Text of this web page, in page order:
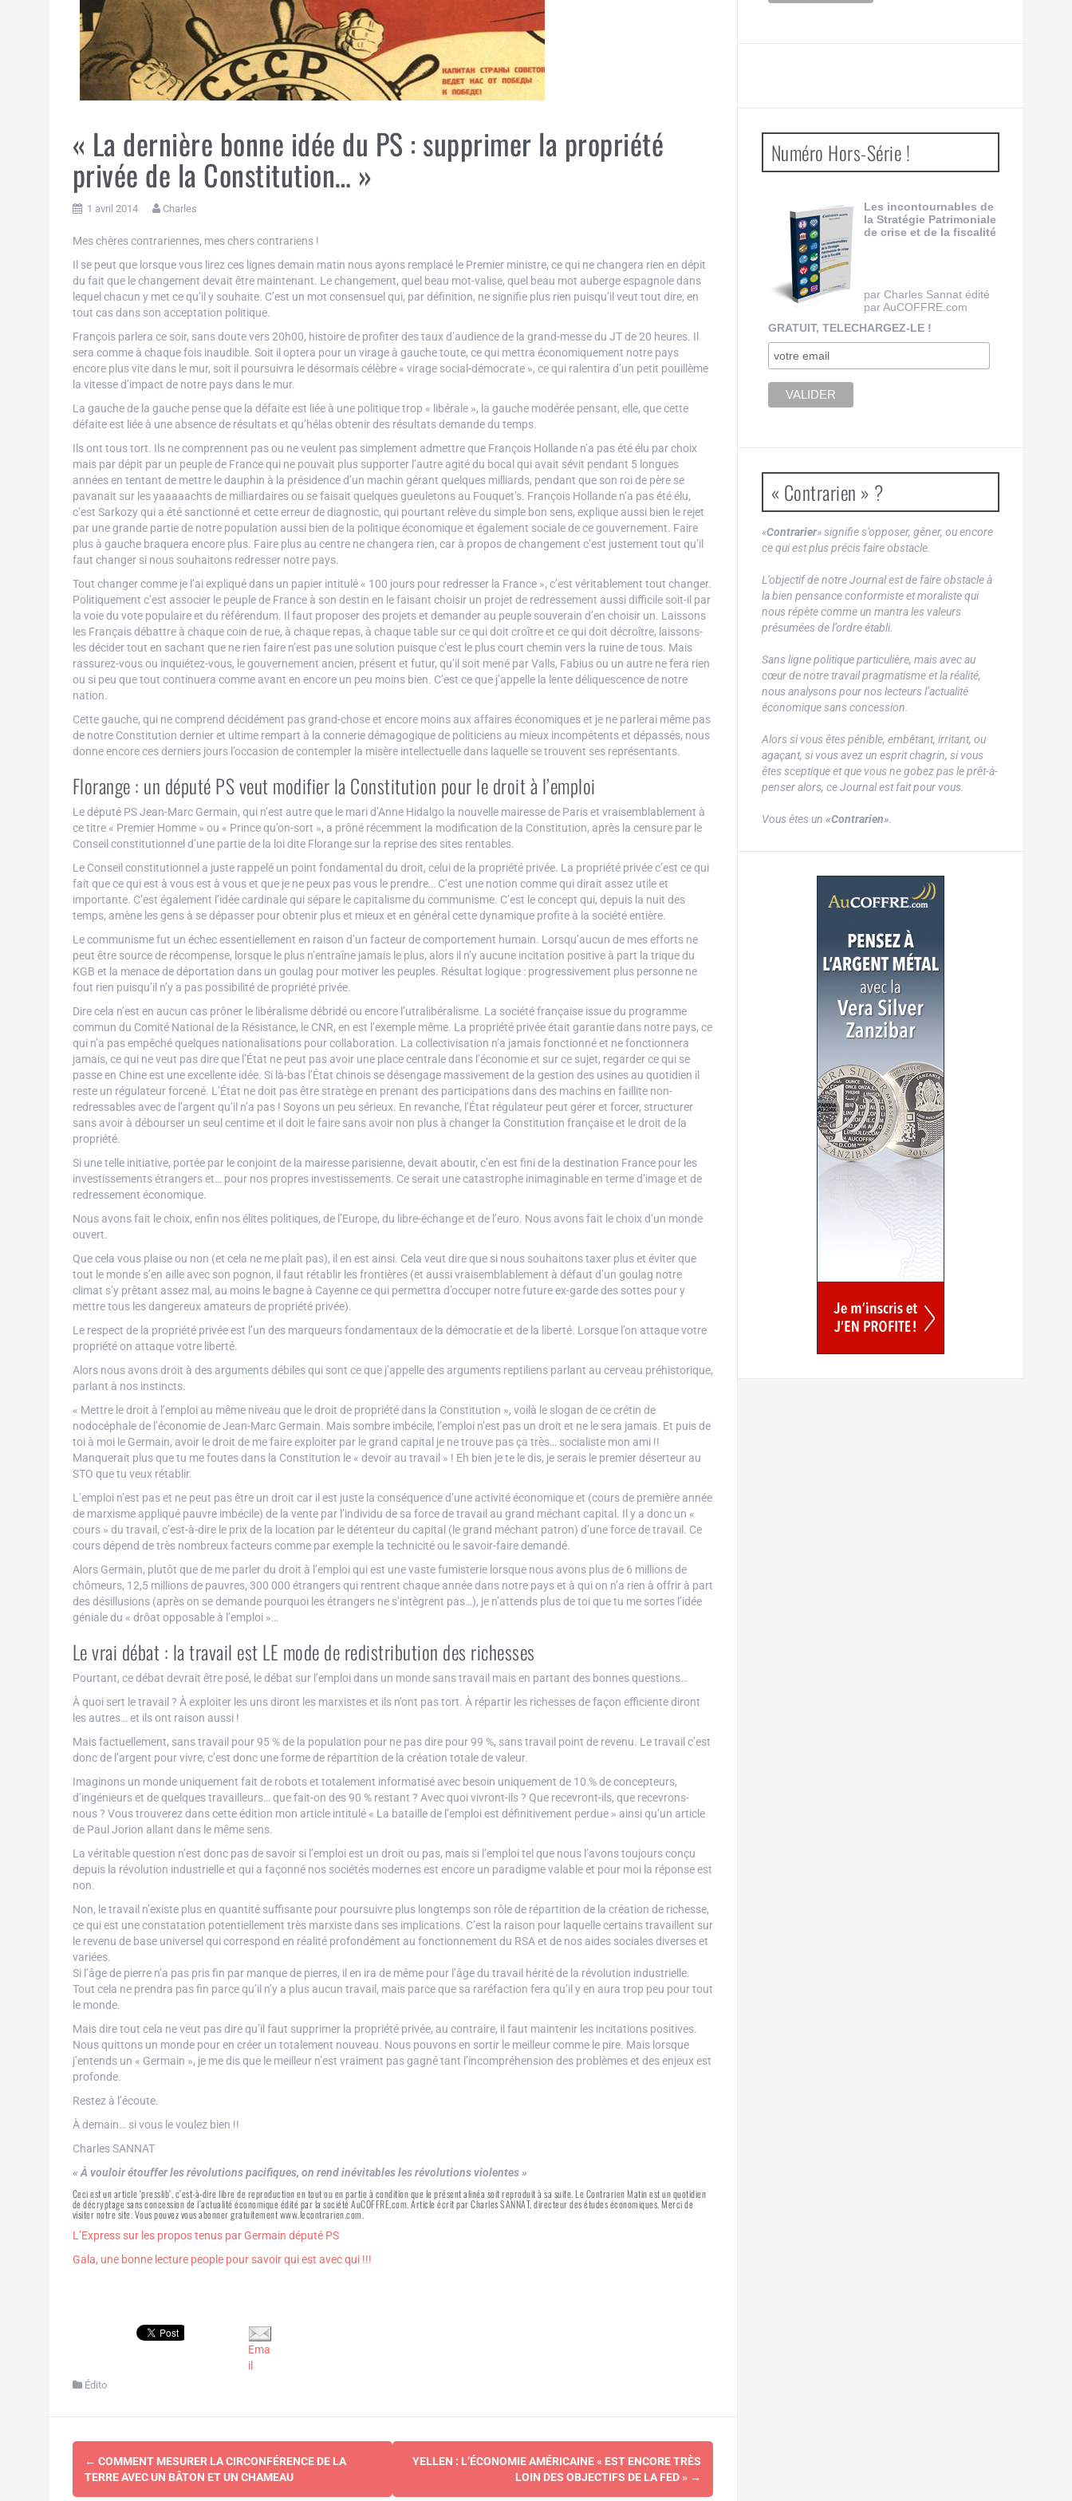
« La dernière bonne idée du PS : supprimer la propriété
privée de la Constitution… »
1 avril 2014 Charles
Mes chères contrariennes, mes chers contrariens !
Il se peut que lorsque vous lirez ces lignes demain matin nous ayons remplacé le Premier ministre, ce qui ne changera rien en dépit
du fait que le changement devait être maintenant. Le changement, quel beau mot-valise, quel beau mot auberge espagnole dans
lequel chacun y met ce qu’il y souhaite. C’est un mot consensuel qui, par définition, ne signifie plus rien puisqu’il veut tout dire, en
tout cas dans son acceptation politique.
François parlera ce soir, sans doute vers 20h00, histoire de profiter des taux d’audience de la grand-messe du JT de 20 heures. Il
sera comme à chaque fois inaudible. Soit il optera pour un virage à gauche toute, ce qui mettra économiquement notre pays
encore plus vite dans le mur, soit il poursuivra le désormais célèbre « virage social-démocrate », ce qui ralentira d’un petit pouillème
la vitesse d’impact de notre pays dans le mur.
La gauche de la gauche pense que la défaite est liée à une politique trop « libérale », la gauche modérée pensant, elle, que cette
défaite est liée à une absence de résultats et qu’hélas obtenir des résultats demande du temps.
Ils ont tous tort. Ils ne comprennent pas ou ne veulent pas simplement admettre que François Hollande n’a pas été élu par choix
mais par dépit par un peuple de France qui ne pouvait plus supporter l’autre agité du bocal qui avait sévit pendant 5 longues
années en tentant de mettre le dauphin à la présidence d’un machin gérant quelques milliards, pendant que son roi de père se
pavanait sur les yaaaaachts de milliardaires ou se faisait quelques gueuletons au Fouquet’s. François Hollande n’a pas été élu,
c’est Sarkozy qui a été sanctionné et cette erreur de diagnostic, qui pourtant relève du simple bon sens, explique aussi bien le rejet
par une grande partie de notre population aussi bien de la politique économique et également sociale de ce gouvernement. Faire
plus à gauche braquera encore plus. Faire plus au centre ne changera rien, car à propos de changement c’est justement tout qu’il
faut changer si nous souhaitons redresser notre pays.
Tout changer comme je l’ai expliqué dans un papier intitulé « 100 jours pour redresser la France », c’est véritablement tout changer.
Politiquement c’est associer le peuple de France à son destin en le faisant choisir un projet de redressement aussi difficile soit-il par
la voie du vote populaire et du référendum. Il faut proposer des projets et demander au peuple souverain d’en choisir un. Laissons
les Français débattre à chaque coin de rue, à chaque repas, à chaque table sur ce qui doit croître et ce qui doit décroître, laissons-
les décider tout en sachant que ne rien faire n’est pas une solution puisque c’est le plus court chemin vers la ruine de tous. Mais
rassurez-vous ou inquiétez-vous, le gouvernement ancien, présent et futur, qu’il soit mené par Valls, Fabius ou un autre ne fera rien
ou si peu que tout continuera comme avant en encore un peu moins bien. C’est ce que j’appelle la lente déliquescence de notre
nation.
Cette gauche, qui ne comprend décidément pas grand-chose et encore moins aux affaires économiques et je ne parlerai même pas
de notre Constitution dernier et ultime rempart à la connerie démagogique de politiciens au mieux incompétents et dépassés, nous
donne encore ces derniers jours l’occasion de contempler la misère intellectuelle dans laquelle se trouvent ses représentants.
Florange : un député PS veut modifier la Constitution pour le droit à l’emploi
Le député PS Jean-Marc Germain, qui n’est autre que le mari d’Anne Hidalgo la nouvelle mairesse de Paris et vraisemblablement à
ce titre « Premier Homme » ou « Prince qu’on-sort », a prôné récemment la modification de la Constitution, après la censure par le
Conseil constitutionnel d’une partie de la loi dite Florange sur la reprise des sites rentables.
Le Conseil constitutionnel a juste rappelé un point fondamental du droit, celui de la propriété privée. La propriété privée c’est ce qui
fait que ce qui est à vous est à vous et que je ne peux pas vous le prendre… C’est une notion comme qui dirait assez utile et
importante. C’est également l’idée cardinale qui sépare le capitalisme du communisme. C’est le concept qui, depuis la nuit des
temps, amène les gens à se dépasser pour obtenir plus et mieux et en général cette dynamique profite à la société entière.
Le communisme fut un échec essentiellement en raison d’un facteur de comportement humain. Lorsqu’aucun de mes efforts ne
peut être source de récompense, lorsque le plus n’entraîne jamais le plus, alors il n’y aucune incitation positive à part la trique du
KGB et la menace de déportation dans un goulag pour motiver les peuples. Résultat logique : progressivement plus personne ne
fout rien puisqu’il n’y a pas possibilité de propriété privée.
Dire cela n’est en aucun cas prôner le libéralisme débridé ou encore l’utralibéralisme. La société française issue du programme
commun du Comité National de la Résistance, le CNR, en est l’exemple même. La propriété privée était garantie dans notre pays, ce
qui n’a pas empêché quelques nationalisations pour collaboration. La collectivisation n’a jamais fonctionné et ne fonctionnera
jamais, ce qui ne veut pas dire que l’État ne peut pas avoir une place centrale dans l’économie et sur ce sujet, regarder ce qui se
passe en Chine est une excellente idée. Si là-bas l’État chinois se désengage massivement de la gestion des usines au quotidien il
reste un régulateur forcené. L’État ne doit pas être stratège en prenant des participations dans des machins en faillite non-
redressables avec de l’argent qu’il n’a pas ! Soyons un peu sérieux. En revanche, l’État régulateur peut gérer et forcer, structurer
sans avoir à débourser un seul centime et il doit le faire sans avoir non plus à changer la Constitution française et le droit de la
propriété.
Si une telle initiative, portée par le conjoint de la mairesse parisienne, devait aboutir, c’en est fini de la destination France pour les
investissements étrangers et… pour nos propres investissements. Ce serait une catastrophe inimaginable en terme d’image et de
redressement économique.
Nous avons fait le choix, enfin nos élites politiques, de l’Europe, du libre-échange et de l’euro. Nous avons fait le choix d’un monde
ouvert.
Que cela vous plaise ou non (et cela ne me plaît pas), il en est ainsi. Cela veut dire que si nous souhaitons taxer plus et éviter que
tout le monde s’en aille avec son pognon, il faut rétablir les frontières (et aussi vraisemblablement à défaut d’un goulag notre
climat s’y prêtant assez mal, au moins le bagne à Cayenne ce qui permettra d’occuper notre future ex-garde des sottes pour y
mettre tous les dangereux amateurs de propriété privée).
Le respect de la propriété privée est l’un des marqueurs fondamentaux de la démocratie et de la liberté. Lorsque l’on attaque votre
propriété on attaque votre liberté.
Alors nous avons droit à des arguments débiles qui sont ce que j’appelle des arguments reptiliens parlant au cerveau préhistorique,
parlant à nos instincts.
« Mettre le droit à l’emploi au même niveau que le droit de propriété dans la Constitution », voilà le slogan de ce crétin de
nodocéphale de l’économie de Jean-Marc Germain. Mais sombre imbécile, l’emploi n’est pas un droit et ne le sera jamais. Et puis de
toi à moi le Germain, avoir le droit de me faire exploiter par le grand capital je ne trouve pas ça très… socialiste mon ami !!
Manquerait plus que tu me foutes dans la Constitution le « devoir au travail » ! Eh bien je te le dis, je serais le premier déserteur au
STO que tu veux rétablir.
L’emploi n’est pas et ne peut pas être un droit car il est juste la conséquence d’une activité économique et (cours de première année
de marxisme appliqué pauvre imbécile) de la vente par l’individu de sa force de travail au grand méchant capital. Il y a donc un «
cours » du travail, c’est-à-dire le prix de la location par le détenteur du capital (le grand méchant patron) d’une force de travail. Ce
cours dépend de très nombreux facteurs comme par exemple la technicité ou le savoir-faire demandé.
Alors Germain, plutôt que de me parler du droit à l’emploi qui est une vaste fumisterie lorsque nous avons plus de 6 millions de
chômeurs, 12,5 millions de pauvres, 300 000 étrangers qui rentrent chaque année dans notre pays et à qui on n’a rien à offrir à part
des désillusions (après on se demande pourquoi les étrangers ne s’intègrent pas…), je n’attends plus de toi que tu me sortes l’idée
géniale du « drôat opposable à l’emploi »…
Le vrai débat : la travail est LE mode de redistribution des richesses
Pourtant, ce débat devrait être posé, le débat sur l’emploi dans un monde sans travail mais en partant des bonnes questions…
À quoi sert le travail ? À exploiter les uns diront les marxistes et ils n’ont pas tort. À répartir les richesses de façon efficiente diront
les autres… et ils ont raison aussi !
Mais factuellement, sans travail pour 95 % de la population pour ne pas dire pour 99 %, sans travail point de revenu. Le travail c’est
donc de l’argent pour vivre, c’est donc une forme de répartition de la création totale de valeur.
Imaginons un monde uniquement fait de robots et totalement informatisé avec besoin uniquement de 10 % de concepteurs,
d’ingénieurs et de quelques travailleurs… que fait-on des 90 % restant ? Avec quoi vivront-ils ? Que recevront-ils, que recevrons-
nous ? Vous trouverez dans cette édition mon article intitulé « La bataille de l’emploi est définitivement perdue » ainsi qu’un article
de Paul Jorion allant dans le même sens.
La véritable question n’est donc pas de savoir si l’emploi est un droit ou pas, mais si l’emploi tel que nous l’avons toujours conçu
depuis la révolution industrielle et qui a façonné nos sociétés modernes est encore un paradigme valable et pour moi la réponse est
non.
Non, le travail n’existe plus en quantité suffisante pour poursuivre plus longtemps son rôle de répartition de la création de richesse,
ce qui est une constatation potentiellement très marxiste dans ses implications. C’est la raison pour laquelle certains travaillent sur
le revenu de base universel qui correspond en réalité profondément au fonctionnement du RSA et de nos aides sociales diverses et
variées.
Si l’âge de pierre n’a pas pris fin par manque de pierres, il en ira de même pour l’âge du travail hérité de la révolution industrielle.
Tout cela ne prendra pas fin parce qu’il n’y a plus aucun travail, mais parce que sa raréfaction fera qu’il y en aura trop peu pour tout
le monde.
Mais dire tout cela ne veut pas dire qu’il faut supprimer la propriété privée, au contraire, il faut maintenir les incitations positives.
Nous quittons un monde pour en créer un totalement nouveau. Nous pouvons en sortir le meilleur comme le pire. Mais lorsque
j’entends un « Germain », je me dis que le meilleur n’est vraiment pas gagné tant l’incompréhension des problèmes et des enjeux est
profonde.
Restez à l’écoute.
À demain… si vous le voulez bien !!
Charles SANNAT
« À vouloir étouffer les révolutions pacifiques, on rend inévitables les révolutions violentes »
Ceci est un article ‘presslib’, c’est-à-dire libre de reproduction en tout ou en partie à condition que le présent alinéa soit reproduit à sa suite. Le Contrarien Matin est un quotidien
de décryptage sans concession de l’actualité économique édité par la société AuCOFFRE.com. Article écrit par Charles SANNAT, directeur des études économiques. Merci de
visiter notre site. Vous pouvez vous abonner gratuitement www.lecontrarien.com.
L’Express sur les propos tenus par Germain député PS
Gala, une bonne lecture people pour savoir qui est avec qui !!!
Ema
il
Édito
Navigation
d'article
← COMMENT MESURER LA CIRCONFÉRENCE DE LA
TERRE AVEC UN BÂTON ET UN CHAMEAU
YELLEN : L’ÉCONOMIE AMÉRICAINE « EST ENCORE TRÈS
LOIN DES OBJECTIFS DE LA FED » →
Numéro Hors-Série !
Les incontournables de
la Stratégie Patrimoniale
de crise et de la fiscalité
par Charles Sannat édité
par AuCOFFRE.com
GRATUIT, TELECHARGEZ-LE !
« Contrarien » ?
«Contrarier» signifie s’opposer, gêner, ou encore
ce qui est plus précis faire obstacle.
L’objectif de notre Journal est de faire obstacle à
la bien pensance conformiste et moraliste qui
nous répète comme un mantra les valeurs
présumées de l’ordre établi.
Sans ligne politique particulière, mais avec au
cœur de notre travail pragmatisme et la réalité,
nous analysons pour nos lecteurs l’actualité
économique sans concession.
Alors si vous êtes pénible, embêtant, irritant, ou
agaçant, si vous avez un esprit chagrin, si vous
êtes sceptique et que vous ne gobez pas le prêt-à-
penser alors, ce Journal est fait pour vous.
Vous êtes un «Contrarien».